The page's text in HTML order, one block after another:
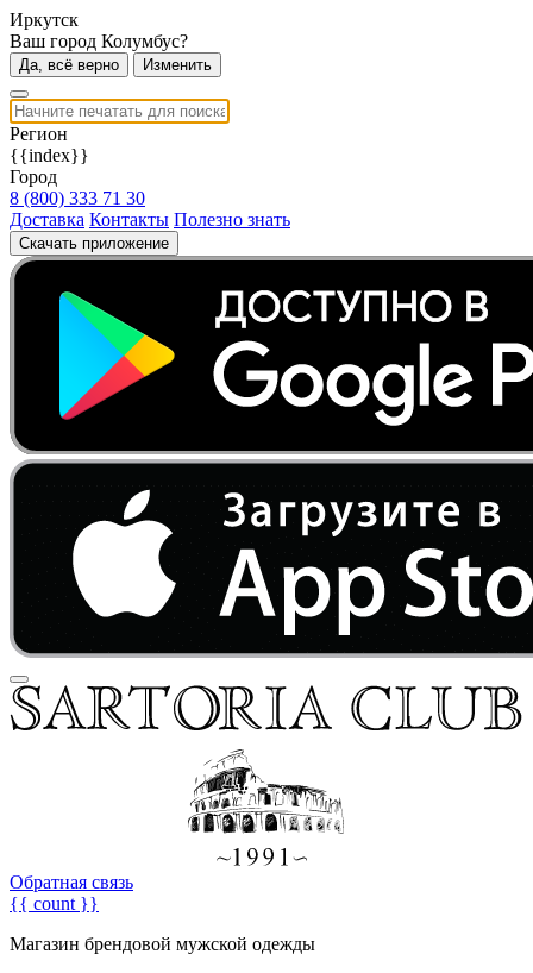
Иркутск
Ваш город Колумбус?
Да, всё верно Изменить
Регион
{{index}}
Город
8 (800) 333 71 30
Доставка Контакты Полезно знать
Скачать приложение
Обратная связь
{{ count }}
Магазин брендовой мужской одежды